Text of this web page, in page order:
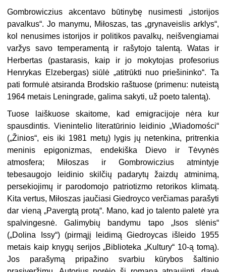
Gombrowiczius akcentavo būtinybę nusimesti „istorijos
pavalkus“. Jo manymu, Miłoszas, tas „grynaveislis arklys“,
kol nenusimes istorijos ir politikos pavalkų, neišvengiamai
varžys savo temperamentą ir rašytojo talentą. Watas ir
Herbertas (pastarasis, kaip ir jo mokytojas profesorius
Henrykas Elzebergas) siūlė „atitrūkti nuo priešininko“. Ta
pati formulė atsiranda Brodskio raštuose (primenu: nuteistą
1964 metais Leningrade, galima sakyti, už poeto talentą).
Tuose laiškuose skaitome, kad emigracijoje nėra kur
spausdintis. Vienintelio literatūrinio leidinio „Wiadomości“
(„Žinios“, eis iki 1981 metų) lygis jų netenkina, pritrenkia
meninis epigonizmas, endekiška Dievo ir Tėvynės
atmosfera; Miłoszas ir Gombrowiczius atmintyje
tebesaugojo leidinio skilčių padarytų žaizdų atminimą,
persekiojimų ir parodomojo patriotizmo retorikos klimatą.
Kita vertus, Miłoszas jaučiasi Giedroyco verčiamas parašyti
dar vieną „Pavergtą protą“. Mano, kad jo talento paletė yra
spalvingesnė. Galimybių bandymu tapo „Isos slėnis“
(„Dolina Issy“) (pirmąjį leidimą Giedroycas išleido 1955
metais kaip knygų serijos „Biblioteka „Kultury“ 10-ą tomą).
Jos parašymą pripažino svarbiu kūrybos šaltinio